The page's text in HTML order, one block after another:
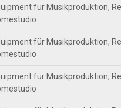
für Musikproduktion,
für Musikproduktion,
für Musikproduktion,